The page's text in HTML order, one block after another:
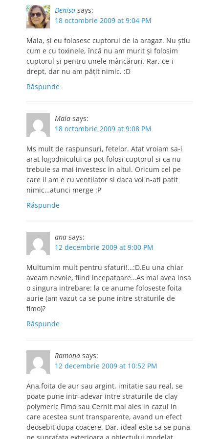
Denisa says:
18 octombrie 2009 at 9:04 PM
Maia, şi eu folosesc cuptorul de la aragaz. Nu ştiu
cum e cu toxinele, încă nu am murit şi folosim
cuptorul şi pentru unele mâncăruri. Rar, ce-i
drept, dar nu am păţit nimic. :D
Răspunde
Maia says:
18 octombrie 2009 at 9:08 PM
Ms mult de raspunsuri, fetelor. Atat vroiam sa-i
arat logodnicului ca pot folosi cuptorul si ca nu
trebuie sa mai investesc in altul. Oricum cel pe
care il am e cu ventilator si daca voi n-ati patit
nimic…atunci merge :P
Răspunde
ana says:
12 decembrie 2009 at 9:00 PM
Multumim mult pentru sfaturi!…:D.Eu una chiar
aveam nevoie, fiind incepatoare…As mai avea insa
o singura intrebare: la ce anume foloseste foita
aurie (am vazut ca se pune intre straturile de
fimo)?
Răspunde
Ramona says:
12 decembrie 2009 at 10:52 PM
Ana,foita de aur sau argint, imitatie sau real, se
poate pune intr-adevar intre straturile de clay
polymeric Fimo sau Cernit mai ales in cazul in
care acestea sunt transparente, avand un efect
deosebit dupa coacere. Dar, ideal este sa se puna